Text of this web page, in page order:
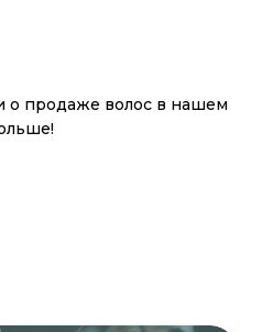
о продаже волос в нашем